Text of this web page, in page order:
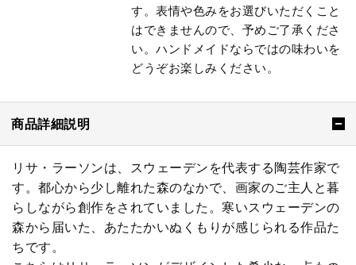
す。表情や色みをお選びいただくこと
はできませんので、予めご了承くださ
い。ハンドメイドならではの味わいを
どうぞお楽しみください。
商品詳細説明
リサ・ラーソンは、スウェーデンを代表する陶芸作家で
す。都心から少し離れた森のなかで、画家のご主人と暮
らしながら創作をされていました。寒いスウェーデンの
森から届いた、あたたかいぬくもりが感じられる作品た
ちです。